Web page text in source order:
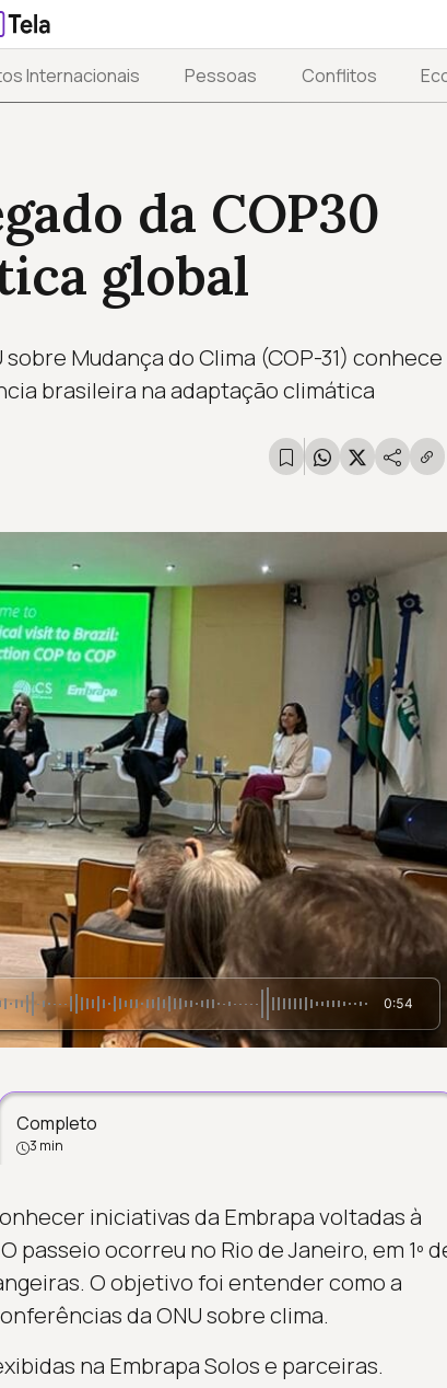
Internacionais Pessoas Conflitos
da COP30
global
Mudança do Clima (COP-31) conhece
brasileira na adaptação climática
0:54
Completo
3 min
iniciativas da Embrapa voltadas à
ocorreu no Rio de Janeiro, em 1º
O objetivo foi entender como a
da ONU sobre clima.
na Embrapa Solos e parceiras.